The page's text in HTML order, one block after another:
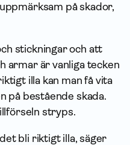
på skador,
stickningar och att
armar är vanliga tecken
illa kan man få vita
på bestående skada.
stryps.
bli riktigt illa, säger